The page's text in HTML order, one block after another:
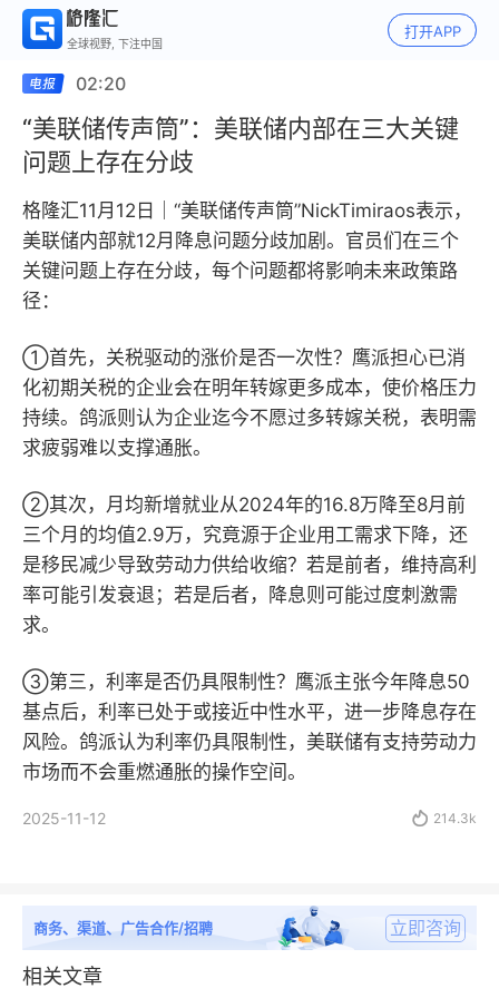
全球视野, 下注中国
打开APP
02:20
“美联储传声筒”：美联储内部在三大关键
问题上存在分歧
格隆汇11月12日｜“美联储传声筒”NickTimiraos表示，
美联储内部就12月降息问题分歧加剧。官员们在三个
关键问题上存在分歧，每个问题都将影响未来政策路
径：
①首先，关税驱动的涨价是否一次性？鹰派担心已消
化初期关税的企业会在明年转嫁更多成本，使价格压力
持续。鸽派则认为企业迄今不愿过多转嫁关税，表明需
求疲弱难以支撑通胀。
②其次，月均新增就业从2024年的16.8万降至8月前
三个月的均值2.9万，究竟源于企业用工需求下降，还
是移民减少导致劳动力供给收缩？若是前者，维持高利
率可能引发衰退；若是后者，降息则可能过度刺激需
求。
③第三，利率是否仍具限制性？鹰派主张今年降息50
基点后，利率已处于或接近中性水平，进一步降息存在
风险。鸽派认为利率仍具限制性，美联储有支持劳动力
市场而不会重燃通胀的操作空间。
2025-11-12  214.3k
商务、渠道、广告合作/招聘 立即咨询
相关文章